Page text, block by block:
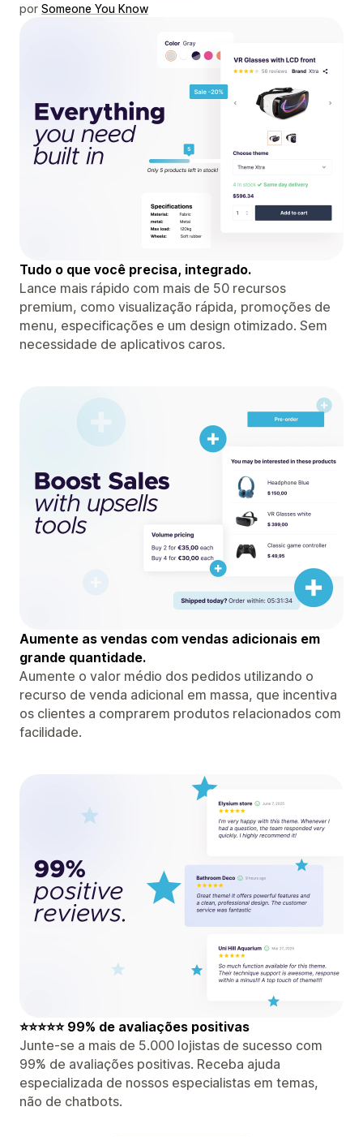
por Someone You Know
Tudo o que você precisa, integrado.
Lance mais rápido com mais de 50 recursos
premium, como visualização rápida, promoções de
menu, especificações e um design otimizado. Sem
necessidade de aplicativos caros.
Aumente as vendas com vendas adicionais em
grande quantidade.
Aumente o valor médio dos pedidos utilizando o
recurso de venda adicional em massa, que incentiva
os clientes a comprarem produtos relacionados com
facilidade.
⭐⭐⭐⭐⭐ 99% de avaliações positivas
Junte-se a mais de 5.000 lojistas de sucesso com
99% de avaliações positivas. Receba ajuda
especializada de nossos especialistas em temas,
não de chatbots.